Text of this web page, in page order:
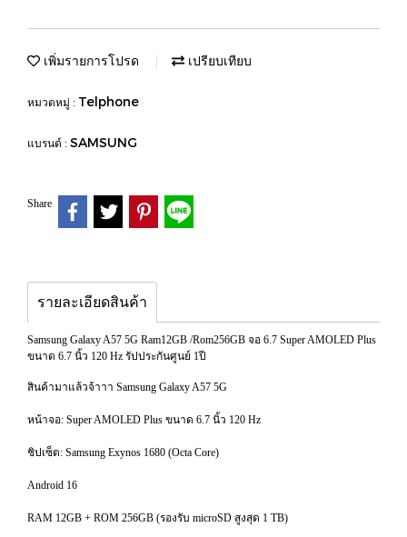
เพิ่มรายการโปรด เปรียบเทียบ
หมวดหมู่ : Telphone
แบรนด์ : SAMSUNG
Share
รายละเอียดสินค้า
Samsung Galaxy A57 5G Ram12GB /Rom256GB จอ 6.7 Super AMOLED Plus
ขนาด 6.7 นิ้ว 120 Hz รัปประกันศูนย์ 1ปี
สินค้ามาแล้วจ้าาา Samsung Galaxy A57 5G
หน้าจอ: Super AMOLED Plus ขนาด 6.7 นิ้ว 120 Hz
ชิปเซ็ต: Samsung Exynos 1680 (Octa Core)
Android 16
RAM 12GB + ROM 256GB (รองรับ microSD สูงสุด 1 TB)